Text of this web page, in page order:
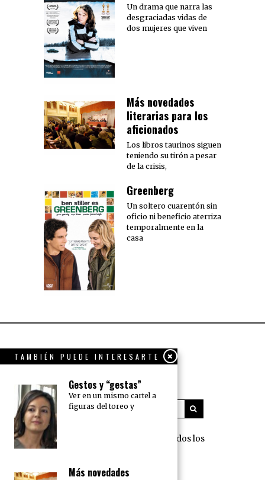
Un drama que narra las
desgraciadas vidas de
dos mujeres que viven
Más novedades
literarias para los
aficionados
Los libros taurinos siguen
teniendo su tirón a pesar
de la crisis,
Greenberg
Un soltero cuarentón sin
oficio ni beneficio aterriza
temporalmente en la
casa
360 Grados Press © 2018 Todos los
NOSOTROS
TAMBIÉN PUEDE INTERESARTE
Gestos y “gestas”
Ver en un mismo cartel a
figuras del toreo y
Más novedades